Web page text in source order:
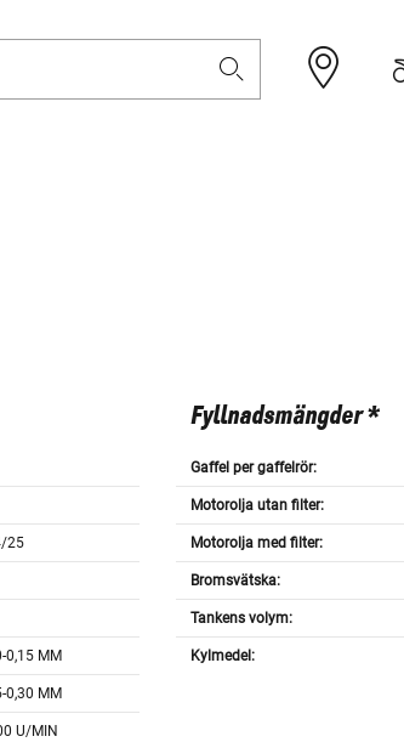
25
0,15 MM
0,30 MM
U/MIN
Fyllnadsmängder *
Gaffel per gaffelrör:
Motorolja utan filter:
Motorolja med filter:
Bromsvätska:
Tankens volym:
Kylmedel: